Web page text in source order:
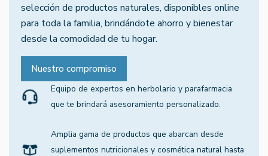
selección de productos naturales, disponibles online
para toda la familia, brindándote ahorro y bienestar
desde la comodidad de tu hogar.
Nuestro compromiso
Equipo de expertos en herbolario y parafarmacia
que te brindará asesoramiento personalizado.
Amplia gama de productos que abarcan desde
suplementos nutricionales y cosmética natural hasta